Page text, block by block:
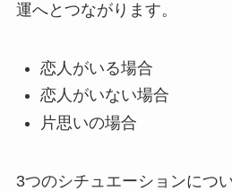
運へとつながります。
恋人がいる場合
恋人がいない場合
片思いの場合
3つのシチュエーションにつ